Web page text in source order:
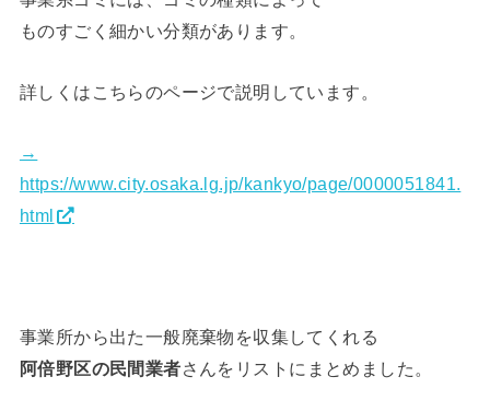
ものすごく細かい分類があります。
詳しくはこちらのページで説明しています。
→
https://www.city.osaka.lg.jp/kankyo/page/0000051841.
html
事業所から出た一般廃棄物を収集してくれる
阿倍野区の民間業者さんをリストにまとめました。